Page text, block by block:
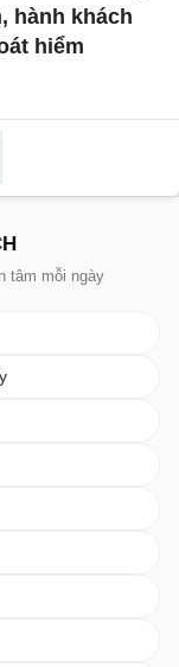
hành khách
hiểm
tâm mỗi ngày